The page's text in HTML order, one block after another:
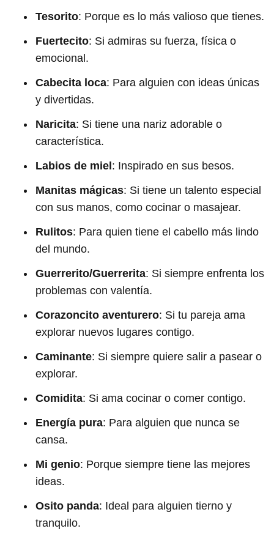
Tesorito: Porque es lo más valioso que tienes.
Fuertecito: Si admiras su fuerza, física o
emocional.
Cabecita loca: Para alguien con ideas únicas
y divertidas.
Naricita: Si tiene una nariz adorable o
característica.
Labios de miel : Inspirado en sus besos.
Manitas mágicas: Si tiene un talento especial
con sus manos, como cocinar o masajear.
Rulitos: Para quien tiene el cabello más lindo
del mundo.
Guerrerito/Guerrerita: Si siempre enfrenta los
problemas con valentía.
Corazoncito aventurero: Si tu pareja ama
explorar nuevos lugares contigo.
Caminante: Si siempre quiere salir a pasear o
explorar.
Comidita: Si ama cocinar o comer contigo.
Energía pura: Para alguien que nunca se
cansa.
Mi genio: Porque siempre tiene las mejores
ideas.
Osito panda: Ideal para alguien tierno y
tranquilo.